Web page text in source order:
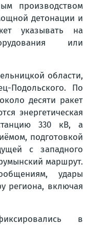
производством
детонации и
указывать на
или
области,
Подольского. По
десяти ракет
энергетическая
330 кВ, а
подготовкой
с западного
маршрут.
удары
региона, включая
в